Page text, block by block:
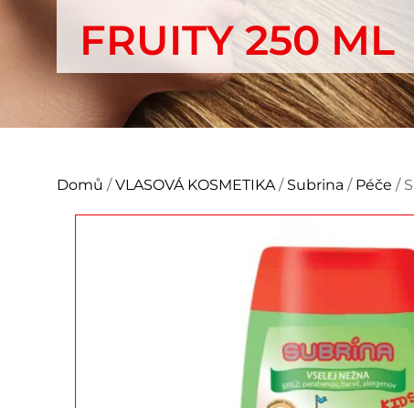
FRUITY 250 ML
Domů /VLASOVÁ KOSMETIKA / Subrina / Péče /